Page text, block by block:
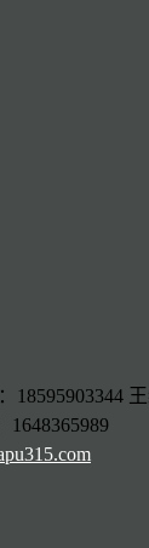
18595903344
1648365989